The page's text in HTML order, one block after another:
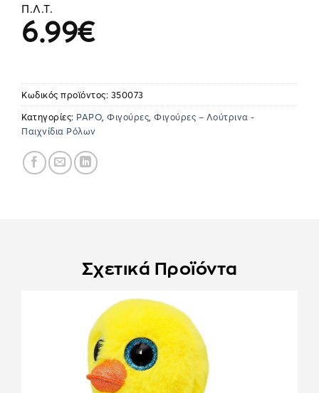
Π.Λ.Τ.
6.99€
Κωδικός προϊόντος: 350073
Κατηγορίες: PAPO Φιγούρες Φιγούρες – Λούτρινα -
Παιχνίδια Ρόλων
Σχετικά Προϊόντα